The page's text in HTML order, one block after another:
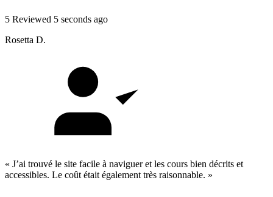
5 Reviewed 5 seconds ago
Rosetta D.
« J’ai trouvé le site facile à naviguer et les cours bien décrits et
accessibles. Le coût était également très raisonnable. »